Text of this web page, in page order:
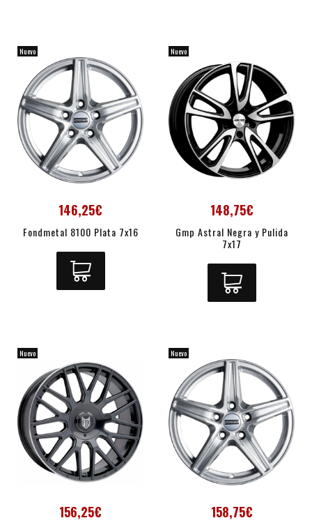
Nuevo
146,25€
Fondmetal 8100 Plata 7x16
Nuevo
148,75€
Gmp Astral Negra y Pulida
7x17
Nuevo
156,25€
Nuevo
158,75€